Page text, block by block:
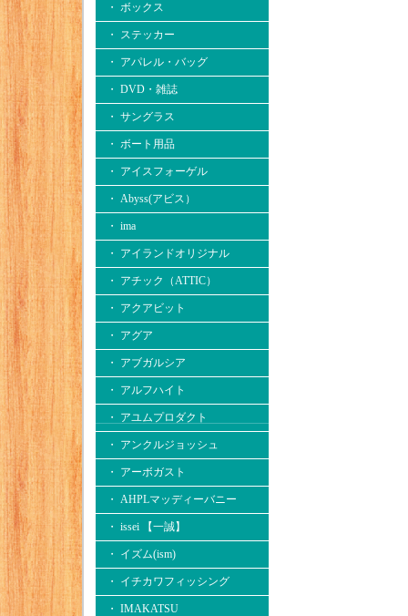
・ ボックス
・ ステッカー
・ アパレル・バッグ
・ DVD・雑誌
・ サングラス
・ ボート用品
・ アイスフォーゲル
・ Abyss(アビス）
・ ima
・ アイランドオリジナル
・ アチック（ATTIC）
・ アクアビット
・ アグア
・ アブガルシア
・ アルフハイト
・ アユムプロダクト
・ アンクルジョッシュ
・ アーボガスト
・ AHPLマッディーバニー
・ issei 【一誠】
・ イズム(ism)
・ イチカワフィッシング
・ IMAKATSU